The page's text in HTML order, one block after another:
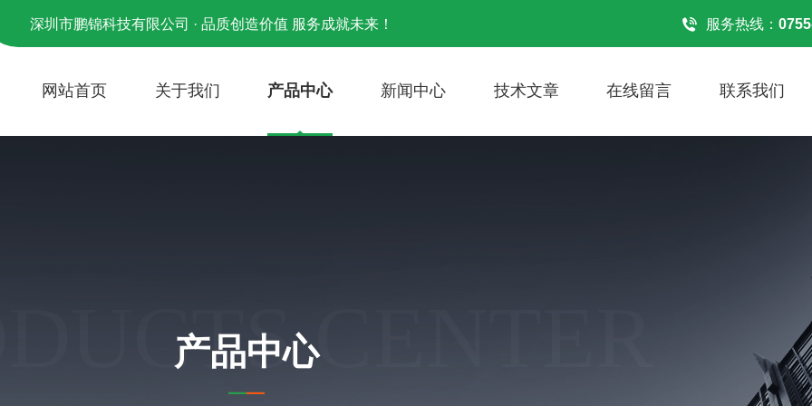
深圳市鹏锦科技有限公司 · 品质创造价值 服务成就未来！ 服务热线：
网站首页 关于我们 产品中心 新闻中心 技术文章 在线留言 联系我们
CENTER
产品中心